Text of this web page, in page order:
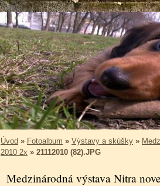
Úvod » Fotoalbum » Výstavy a skúšky »
2010 2x » 21112010 (82).JPG
Medzinárodná výstava Nitra